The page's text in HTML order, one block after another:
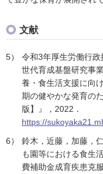
文献
5）
令和3年厚生労働行
世代育成基盤研究事
養・食生活支援に向
期の健やかな発育の
版】』，2022．
https://
6）
鈴木，近藤，加藤，
も園等における食生
費補助金成育疾患克